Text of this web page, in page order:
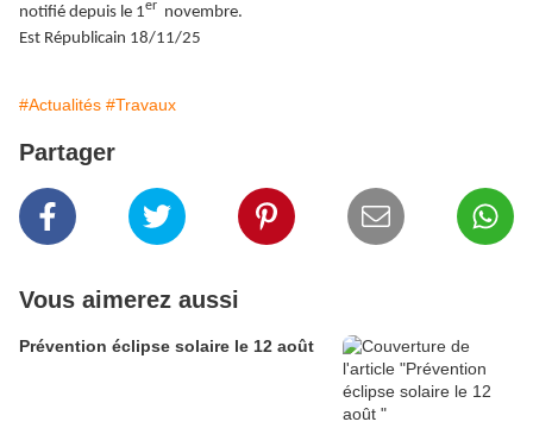
notifié depuis le 1er novembre.
Est Républicain 18/11/25
#Actualités #Travaux
Partager
Vous aimerez aussi
Prévention éclipse solaire le 12 août